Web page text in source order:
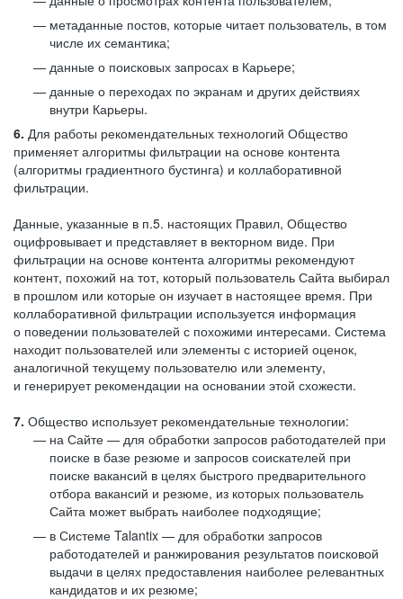
метаданные постов, которые читает пользователь, в том
числе их семантика;
данные о поисковых запросах в Карьере;
данные о переходах по экранам и других действиях
внутри Карьеры.
6. Для работы рекомендательных технологий Общество
применяет алгоритмы фильтрации на основе контента
(алгоритмы градиентного бустинга) и коллаборативной
фильтрации.
Данные, указанные в п.5. настоящих Правил, Общество
оцифровывает и представляет в векторном виде. При
фильтрации на основе контента алгоритмы рекомендуют
контент, похожий на тот, который пользователь Сайта выбирал
в прошлом или которые он изучает в настоящее время. При
коллаборативной фильтрации используется информация
о поведении пользователей с похожими интересами. Система
находит пользователей или элементы с историей оценок,
аналогичной текущему пользователю или элементу,
и генерирует рекомендации на основании этой схожести.
7. Общество использует рекомендательные технологии:
на Сайте — для обработки запросов работодателей при
поиске в базе резюме и запросов соискателей при
поиске вакансий в целях быстрого предварительного
отбора вакансий и резюме, из которых пользователь
Сайта может выбрать наиболее подходящие;
в Системе Talantix — для обработки запросов
работодателей и ранжирования результатов поисковой
выдачи в целях предоставления наиболее релевантных
кандидатов и их резюме;